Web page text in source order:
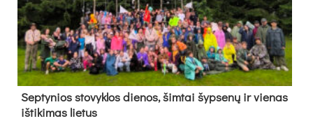
Sep­ty­nios sto­vyk­los die­nos, šim­tai šyp­se­nų ir vie­nas
iš­ti­ki­mas lie­tus